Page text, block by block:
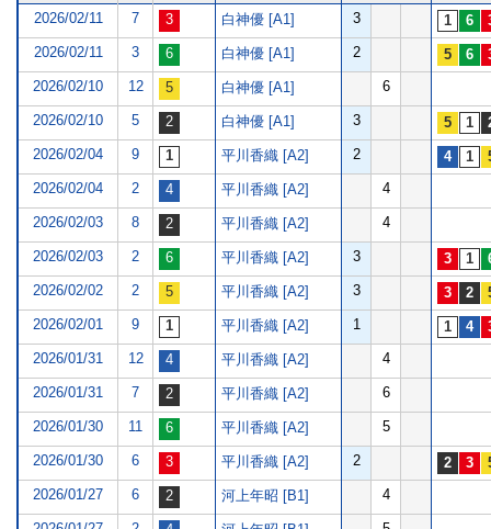
2026/02/11
7 白神優 [A1] 3
2026/02/11 3 白神優 [A1] 2
2026/02/10 12 白神優 [A1] 6
2026/02/10 5 白神優 [A1] 3
2026/02/04 9 平川香織 [A2] 2
2026/02/04 2 平川香織 [A2] 4
2026/02/03 8 平川香織 [A2] 4
2026/02/03 2 平川香織 [A2] 3
2026/02/02 2 平川香織 [A2] 3
2026/02/01 9 平川香織 [A2] 1
2026/01/31 12 平川香織 [A2] 4
2026/01/31 7 平川香織 [A2] 6
2026/01/30 11 平川香織 [A2] 5
2026/01/30 6 平川香織 [A2] 2
2026/01/27 6 河上年昭 [B1] 4